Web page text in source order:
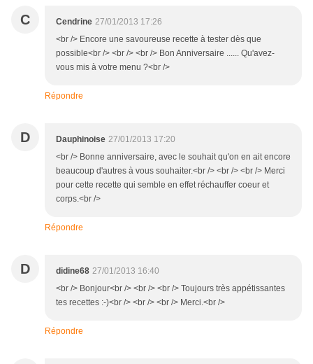
C Cendrine 27/01/2013 17:26
<br /> Encore une savoureuse recette à tester dès que
possible<br /> <br /> <br /> Bon Anniversaire ...... Qu'avez-
vous mis à votre menu ?<br />
Répondre
D Dauphinoise 27/01/2013 17:20
<br /> Bonne anniversaire, avec le souhait qu'on en ait encore
beaucoup d'autres à vous souhaiter.<br /> <br /> <br /> Merci
pour cette recette qui semble en effet réchauffer coeur et
corps.<br />
Répondre
D didine68 27/01/2013 16:40
<br /> Bonjour<br /> <br /> <br /> Toujours très appétissantes
tes recettes :-)<br /> <br /> <br /> Merci.<br />
Répondre